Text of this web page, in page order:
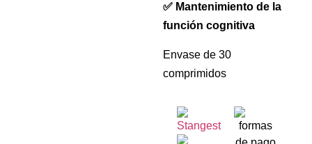
✅ Mantenimiento de la
función cognitiva
Envase de 30
comprimidos